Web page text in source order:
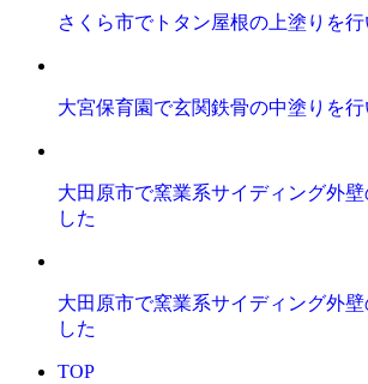
さくら市でトタン屋根の上塗りを行
大宮保育園で玄関鉄骨の中塗りを行
大田原市で窯業系サイディング外
した
大田原市で窯業系サイディング外
した
TOP